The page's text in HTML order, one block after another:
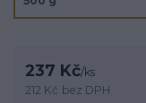
237 Kč/ks
212 Kč bez DPH